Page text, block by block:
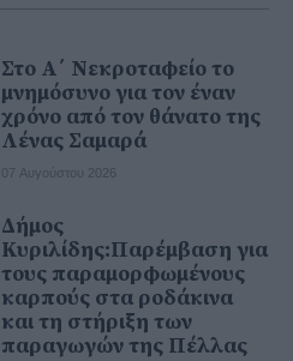
Στο Α΄ Νεκροταφείο το
μνημόσυνο για τον έναν
χρόνο από τον θάνατο της
Λένας Σαμαρά
07 Αυγούστου 2026
Δήμος
Κυριλίδης:Παρέμβαση για
τους παραμορφωμένους
καρπούς στα ροδάκινα
και τη στήριξη των
παραγωγών της Πέλλας